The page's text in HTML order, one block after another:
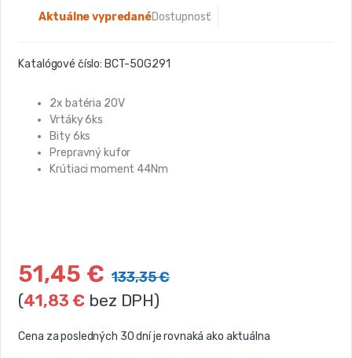
Dostupnosť:
Aktuálne vypredané
Katalógové číslo: BCT-50G291
2x batéria 20V
Vrtáky 6ks
Bity 6ks
Prepravný kufor
Krútiaci moment 44Nm
51,45 € 133,35€
(41,83€ bez DPH)
Cena za posledných 30 dní je rovnaká ako aktuálna